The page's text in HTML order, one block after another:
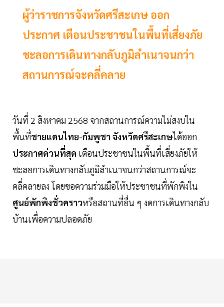
ผู้ว่าราชการจังหวัดศรีสะเกษ ออก
ประกาศ เตือนประชาชนในพื้นที่เสี่ยงภัย
ชะลอการเดินทางกลับภูมิลำเนาจนกว่า
สถานการณ์จะคลี่คลาย
วันที่ 2 สิงหาคม 2568 จากสถานการณ์ความไม่สงบใน
พื้นที่ชายแดนไทย-กัมพูชา จังหวัดศรีสะเกษได้ออก
ประกาศด่วนที่สุด เตือนประชาชนในพื้นที่เสี่ยงภัยให้
ชะลอการเดินทางกลับภูมิลำเนาจนกว่าสถานการณ์จะ
คลี่คลายลง โดยขอความร่วมมือให้ประชาชนที่พักพิงใน
ศูนย์พักพิงชั่วคราวหรือสถานที่อื่น ๆ งดการเดินทางกลับ
บ้านเพื่อความปลอดภัย